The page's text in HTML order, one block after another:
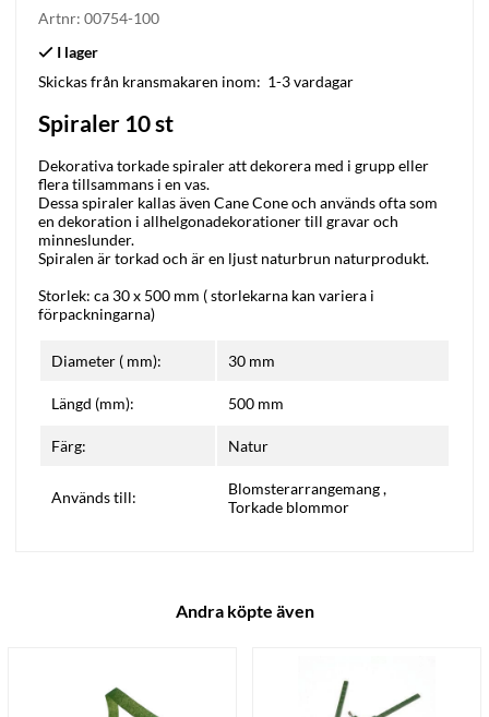
Artnr: 00754-100
Skickas från kransmakaren inom: 1-3 vardagar
Spiraler 10 st
Dekorativa torkade spiraler att dekorera med i grupp eller
flera tillsammans i en vas.
Dessa spiraler kallas även Cane Cone och används ofta som
en dekoration i allhelgonadekorationer till gravar och
minneslunder.
Spiralen är torkad och är en ljust naturbrun naturprodukt.
Storlek: ca 30 x 500 mm ( storlekarna kan variera i
förpackningarna)
Diameter ( mm): 30 mm
Längd (mm): 500 mm
Färg: Natur
Används till: Blomsterarrangemang,
Torkade blommor
Andra köpte även